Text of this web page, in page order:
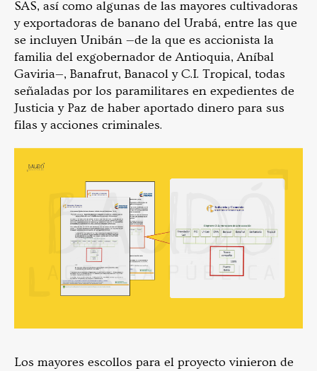
SAS, así como algunas de las mayores cultivadoras
y exportadoras de banano del Urabá, entre las que
se incluyen Unibán —de la que es accionista la
familia del exgobernador de Antioquia, Aníbal
Gaviria—, Banafrut, Banacol y C.I. Tropical, todas
señaladas por los paramilitares en expedientes de
Justicia y Paz de haber aportado dinero para sus
filas y acciones criminales.
Los mayores escollos para el proyecto vinieron de